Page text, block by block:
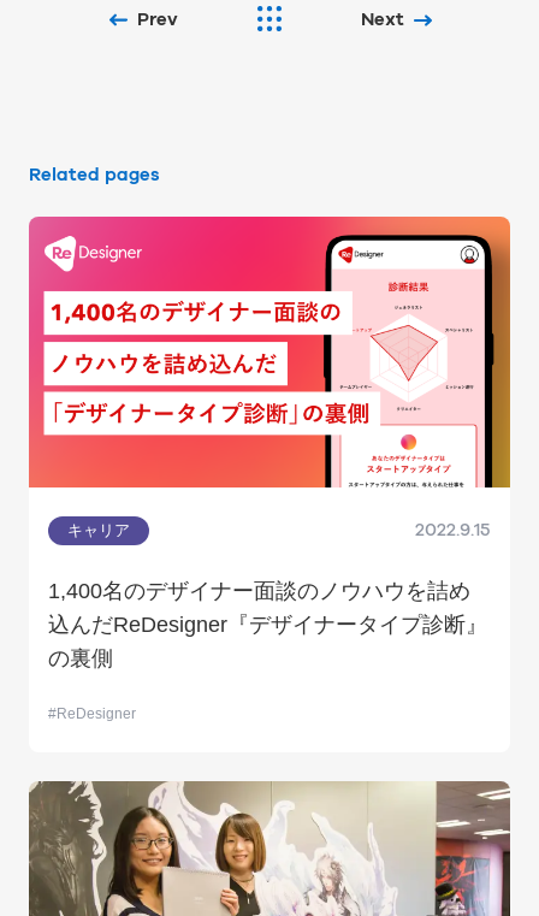
Prev Next
Related pages
キャリア 2022.9.15
1,400名のデザイナー面談のノウハウを詰め
込んだReDesigner『デザイナータイプ診断』
の裏側
ReDesigner